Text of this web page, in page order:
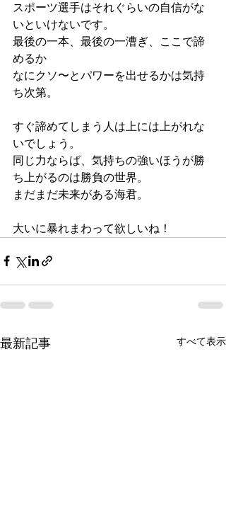
スポーツ選手はそれぐらいの自信がな
いといけないです。
最後の一本、最後の一漕ぎ、ここで諦
めるか
なにクソ〜とパワーを出せるかは気持
ち次第。
すぐ諦めてしまう人は上には上がれな
いでしょう。
同じ力ならば、気持ちの強いほうが勝
ち上がるのは勝負の世界。
まだまだ未来がある海君。
大いに暴れまわって欲しいね！
最新記事 すべて表示